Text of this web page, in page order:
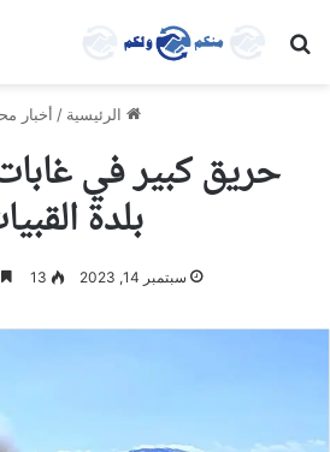
بحث عن
الرئيسية / أخبار
حريق كبير في
بلدة
سبتمبر 14, 2023 13